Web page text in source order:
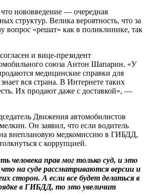
что нововведение — очередная
структур. Велика вероятность, что за
вопрос «решат» как в поликлинике, так
и вице-президент
союза Антон Шапарин. «У
медицинские справки для
вся страна. В Интернете таких
Их продают даже с доставкой», —
Движения автомобилистов
Он заявил, что если водитель
внеплановую медкомиссию в ГИБДД,
с коррупцией.
человека прав мог только суд, и это
на суде рассматриваются версии и
сторон. А если все будет делаться в
в ГИБДД, то это увеличит